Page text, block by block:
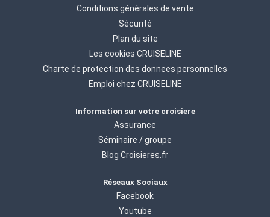
Conditions générales de vente
Sécurité
Plan du site
Les cookies CRUISELINE
Charte de protection des donnees personnelles
Emploi chez CRUISELINE
Information sur votre croisiere
Assurance
Séminaire / groupe
Blog Croisieres.fr
Réseaux Sociaux
Facebook
Youtube